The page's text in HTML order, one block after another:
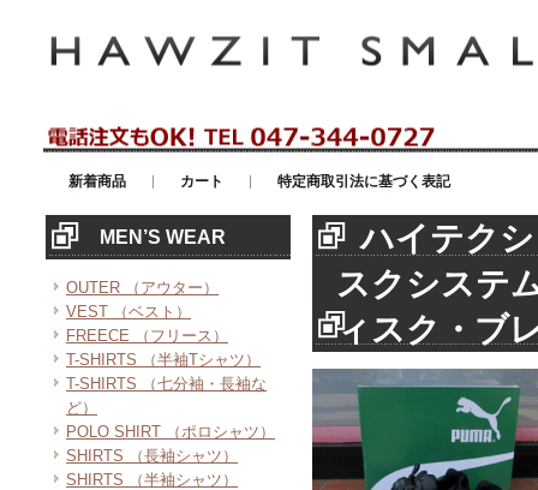
新着商品 カート 特定商取引法に基づく表記
MEN’S WEAR
OUTER （アウター）
VEST （ベスト）
FREECE （フリース）
T-SHIRTS （半袖Tシャツ）
T-SHIRTS （七分袖・長袖な
ど）
POLO SHIRT （ポロシャツ）
SHIRTS （長袖シャツ）
SHIRTS （半袖シャツ）
ハイテク
スクシステ
ィスク・ブ